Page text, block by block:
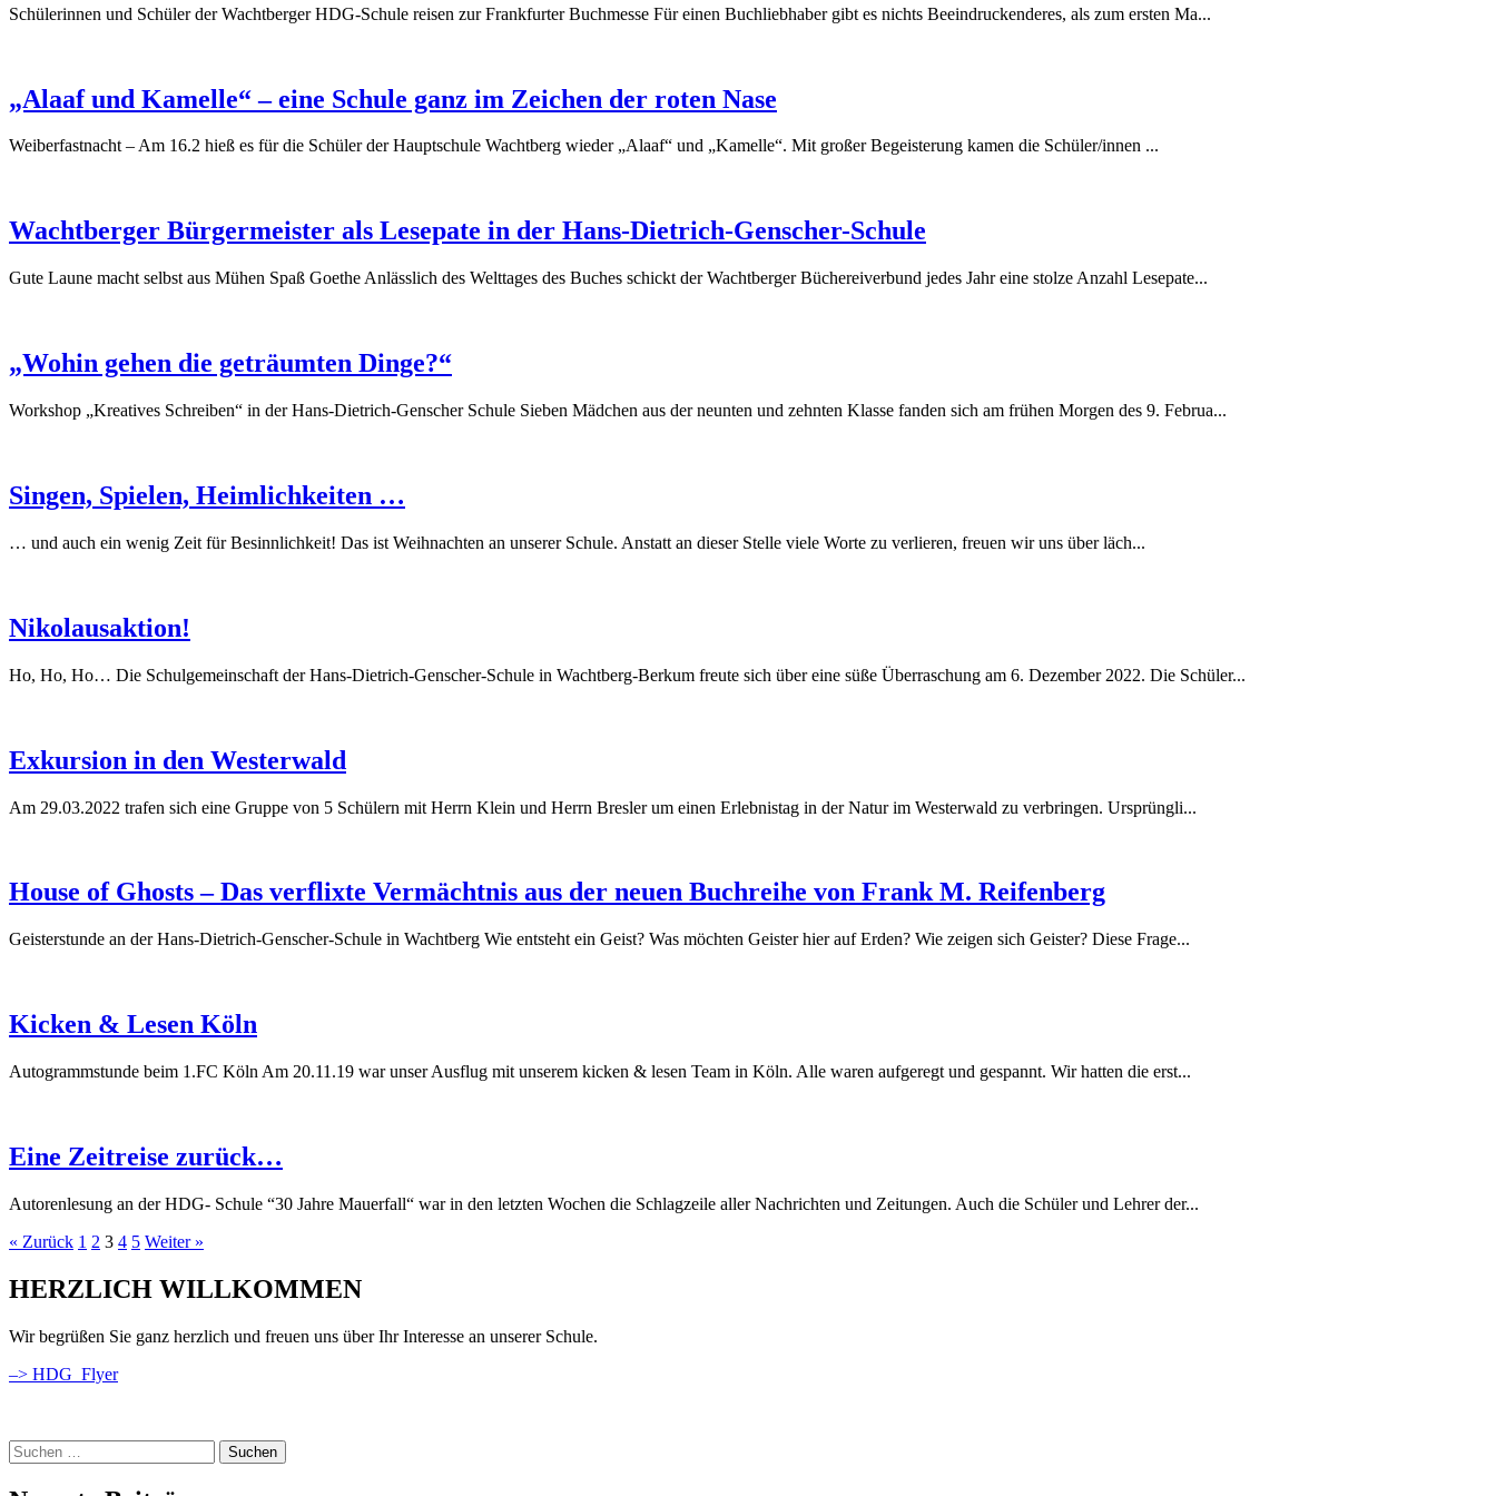
Schülerinnen und Schüler der Wachtberger HDG-Schule reisen zur Frankfurter Buchmesse Für einen Buchliebhaber gibt es nichts Beeindruckenderes, als zum ersten Ma...
„Alaaf und Kamelle“ – eine Schule ganz im Zeichen der roten Nase
Weiberfastnacht – Am 16.2 hieß es für die Schüler der Hauptschule Wachtberg wieder „Alaaf“ und „Kamelle“. Mit großer Begeisterung kamen die Schüler/innen ...
Wachtberger Bürgermeister als Lesepate in der Hans-Dietrich-Genscher-Schule
Gute Laune macht selbst aus Mühen Spaß Goethe Anlässlich des Welttages des Buches schickt der Wachtberger Büchereiverbund jedes Jahr eine stolze Anzahl Lesepate...
„Wohin gehen die geträumten Dinge?“
Workshop „Kreatives Schreiben“ in der Hans-Dietrich-Genscher Schule Sieben Mädchen aus der neunten und zehnten Klasse fanden sich am frühen Morgen des 9. Februa...
Singen, Spielen, Heimlichkeiten …
… und auch ein wenig Zeit für Besinnlichkeit! Das ist Weihnachten an unserer Schule. Anstatt an dieser Stelle viele Worte zu verlieren, freuen wir uns über läch...
Nikolausaktion!
Ho, Ho, Ho… Die Schulgemeinschaft der Hans-Dietrich-Genscher-Schule in Wachtberg-Berkum freute sich über eine süße Überraschung am 6. Dezember 2022. Die Schüler...
Exkursion in den Westerwald
Am 29.03.2022 trafen sich eine Gruppe von 5 Schülern mit Herrn Klein und Herrn Bresler um einen Erlebnistag in der Natur im Westerwald zu verbringen. Ursprüngli...
House of Ghosts – Das verflixte Vermächtnis aus der neuen Buchreihe von Frank M. Reifenberg
Geisterstunde an der Hans-Dietrich-Genscher-Schule in Wachtberg Wie entsteht ein Geist? Was möchten Geister hier auf Erden? Wie zeigen sich Geister? Diese Frage...
Kicken & Lesen Köln
Autogrammstunde beim 1.FC Köln Am 20.11.19 war unser Ausflug mit unserem kicken & lesen Team in Köln. Alle waren aufgeregt und gespannt. Wir hatten die erst...
Eine Zeitreise zurück…
Autorenlesung an der HDG- Schule “30 Jahre Mauerfall“ war in den letzten Wochen die Schlagzeile aller Nachrichten und Zeitungen. Auch die Schüler und Lehrer der...
Beitragsnavigation
« Zurück 1 2 3 4 5 Weiter »
HERZLICH WILLKOMMEN
Wir begrüßen Sie ganz herzlich und freuen uns über Ihr Interesse an unserer Schule.
–> HDG_Flyer
Suchen
nach: